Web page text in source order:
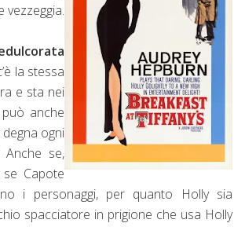
la stessa
e sta nei
anche
ogni
se,
Capote
i personaggi, per quanto Holly sia
spacciatore in prigione che usa Holly